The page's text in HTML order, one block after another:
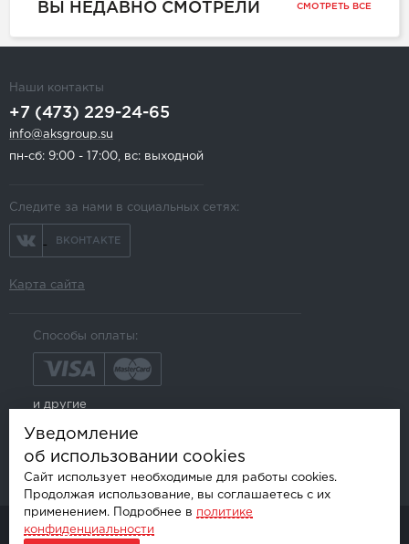
ВЫ НЕДАВНО СМОТРЕЛИ СМОТРЕТЬ ВСЕ
Наши контакты
+7 (473) 229-24-65
info@aksgroup.su
пн-сб: 9:00 - 17:00, вс: выходной
Следите за нами в социальных сетях:
ВКОНТАКТЕ
Карта сайта
Способы оплаты:
и другие
© AKSGROUP, 2026.
Уведомление
об использовании cookies
Сайт использует необходимые для работы cookies.
Продолжая использование, вы соглашаетесь с их
применением. Подробнее в политике
конфиденциальности